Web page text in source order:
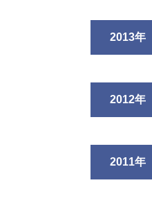
2013年
2012年
2011年